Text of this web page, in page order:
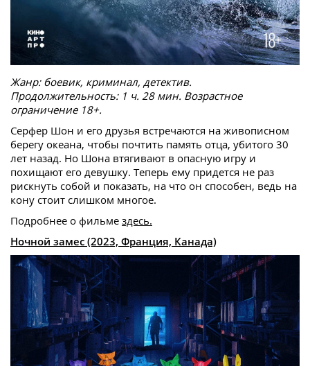
Жанр: боевик, криминал, детектив.
Продолжительность: 1 ч. 28 мин. Возрастное
ограничение 18+.
Серфер Шон и его друзья встречаются на живописном
берегу океана, чтобы почтить память отца, убитого 30
лет назад. Но Шона втягивают в опасную игру и
похищают его девушку. Теперь ему придется не раз
рискнуть собой и показать, на что он способен, ведь на
кону стоит слишком многое.
Подробнее о фильме здесь.
Ночной замес (2023, Франция, Канада)